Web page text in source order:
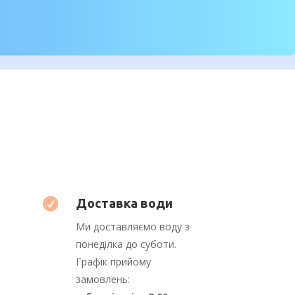
 Доставка води
Ми доставляємо воду з
понеділка до суботи.
Графік прийому
замовлень: